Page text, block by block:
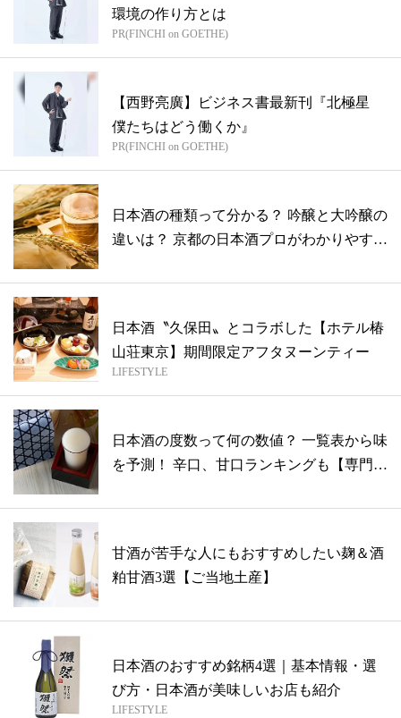
環境の作り方とは
PR(FINCHI on GOETHE)
【西野亮廣】ビジネス書最新刊『北極星
僕たちはどう働くか』
PR(FINCHI on GOETHE)
日本酒の種類って分かる？ 吟醸と大吟醸の
違いは？ 京都の日本酒プロがわかりやす
日本酒〝久保田〟とコラボした【ホテル椿
山荘東京】期間限定アフタヌーンティー
LIFESTYLE
日本酒の度数って何の数値？ 一覧表から味
を予測！ 辛口、甘口ランキングも【専門
甘酒が苦手な人にもおすすめしたい麹＆酒
粕甘酒3選【ご当地土産】
日本酒のおすすめ銘柄4選｜基本情報・選
び方・日本酒が美味しいお店も紹介
LIFESTYLE